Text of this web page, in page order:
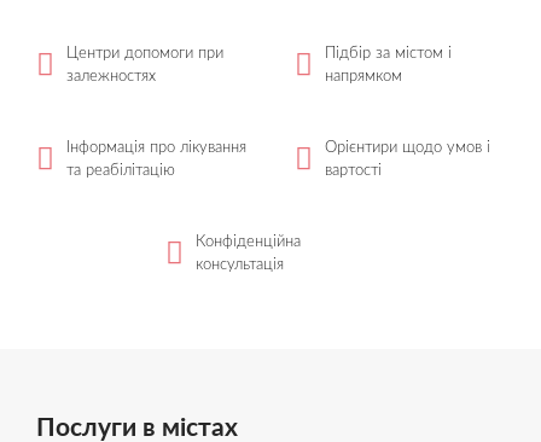
Центри допомоги при
залежностях
Підбір за містом і
напрямком
Інформація про лікування
та реабілітацію
Орієнтири щодо умов і
вартості
Конфіденційна
консультація
Послуги в містах